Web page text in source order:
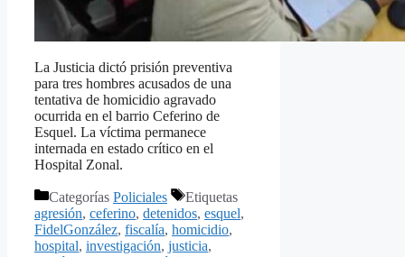
La Justicia dictó prisión preventiva
para tres hombres acusados de una
tentativa de homicidio agravado
ocurrida en el barrio Ceferino de
Esquel. La víctima permanece
internada en estado crítico en el
Hospital Zonal.
Categorías Policiales
Etiquetas
agresión, ceferino, detenidos, esquel,
FidelGonzález, fiscalía, homicidio,
hospital, investigación, justicia,